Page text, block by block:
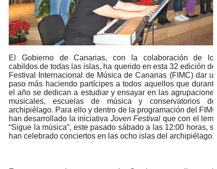
El Gobierno de Canarias, con la colaboración de
cabildos de todas las islas, ha querido en esta 32 edición
Festival Internacional de Música de Canarias (FIMC) dar
paso más haciendo partícipes a todos aquellos que
el año se dedican a estudiar y ensayar en las
musicales, escuelas de música y conservatorios
archipiélago. Para ello y dentro de la programación del
han desarrollado la iniciativa Joven Festival que con el
“Sigue la música”, este pasado sábado a las 12:00 horas,
han celebrado conciertos en las ocho islas del archipiélago.